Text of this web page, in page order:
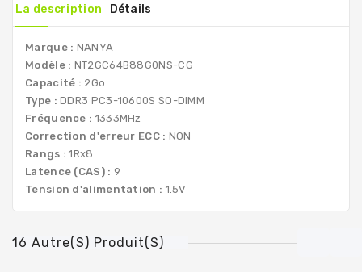
La description Détails
Marque : NANYA
Modèle : NT2GC64B88G0NS-CG
Capacité : 2Go
Type :DDR3 PC3-10600S SO-DIMM
Fréquence : 1333MHz
Correction d'erreur ECC : NON
Rangs :1Rx8
Latence (CAS) : 9
Tension d'alimentation : 1.5V
16 Autre(s) Produit(s)